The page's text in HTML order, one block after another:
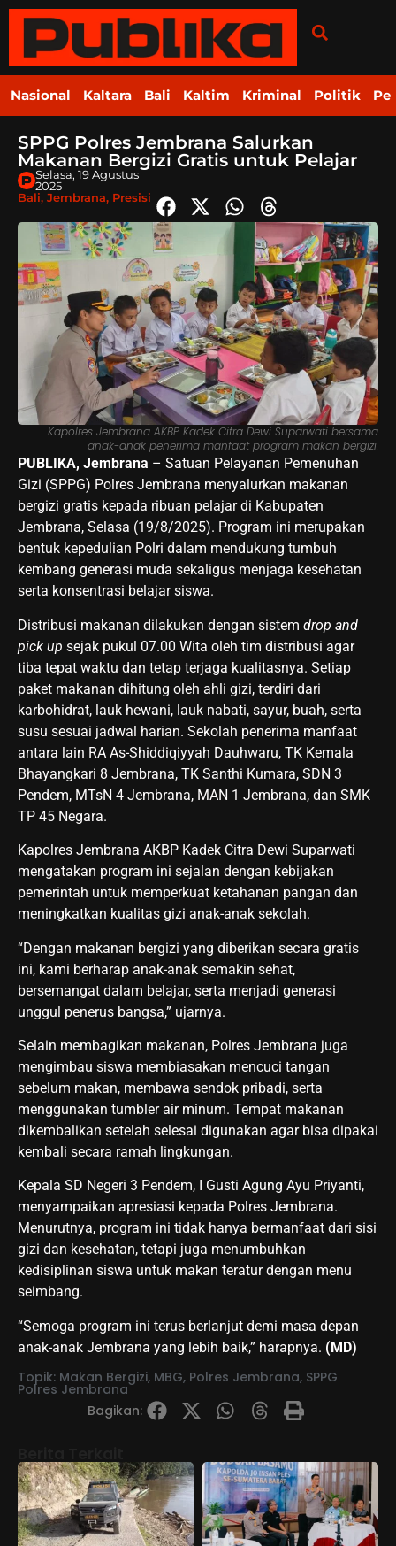
Nasional Kaltara Bali Kaltim Kriminal Politik
SPPG Polres Jembrana Salurkan
Makanan Bergizi Gratis untuk Pelajar
Selasa, 19 Agustus
2025
Bali, Jembrana, Presisi
Kapolres Jembrana AKBP Kadek Citra Dewi Suparwati bersama
anak-anak penerima manfaat program makan bergizi.
PUBLIKA, Jembrana – Satuan Pelayanan Pemenuhan
Gizi (SPPG) Polres Jembrana menyalurkan makanan
bergizi gratis kepada ribuan pelajar di Kabupaten
Jembrana, Selasa (19/8/2025). Program ini merupakan
bentuk kepedulian Polri dalam mendukung tumbuh
kembang generasi muda sekaligus menjaga kesehatan
serta konsentrasi belajar siswa.
Distribusi makanan dilakukan dengan sistem drop and
pick up sejak pukul 07.00 Wita oleh tim distribusi agar
tiba tepat waktu dan tetap terjaga kualitasnya. Setiap
paket makanan dihitung oleh ahli gizi, terdiri dari
karbohidrat, lauk hewani, lauk nabati, sayur, buah, serta
susu sesuai jadwal harian. Sekolah penerima manfaat
antara lain RA As-Shiddiqiyyah Dauhwaru, TK Kemala
Bhayangkari 8 Jembrana, TK Santhi Kumara, SDN 3
Pendem, MTsN 4 Jembrana, MAN 1 Jembrana, dan SMK
TP 45 Negara.
Kapolres Jembrana AKBP Kadek Citra Dewi Suparwati
mengatakan program ini sejalan dengan kebijakan
pemerintah untuk memperkuat ketahanan pangan dan
meningkatkan kualitas gizi anak-anak sekolah.
“Dengan makanan bergizi yang diberikan secara gratis
ini, kami berharap anak-anak semakin sehat,
bersemangat dalam belajar, serta menjadi generasi
unggul penerus bangsa,” ujarnya.
Selain membagikan makanan, Polres Jembrana juga
mengimbau siswa membiasakan mencuci tangan
sebelum makan, membawa sendok pribadi, serta
menggunakan tumbler air minum. Tempat makanan
dikembalikan setelah selesai digunakan agar bisa dipakai
kembali secara ramah lingkungan.
Kepala SD Negeri 3 Pendem, I Gusti Agung Ayu Priyanti,
menyampaikan apresiasi kepada Polres Jembrana.
Menurutnya, program ini tidak hanya bermanfaat dari sisi
gizi dan kesehatan, tetapi juga menumbuhkan
kedisiplinan siswa untuk makan teratur dengan menu
seimbang.
“Semoga program ini terus berlanjut demi masa depan
anak-anak Jembrana yang lebih baik,” harapnya. (MD)
Topik: Makan Bergizi, MBG, Polres Jembrana, SPPG
Polres Jembrana
Bagikan: